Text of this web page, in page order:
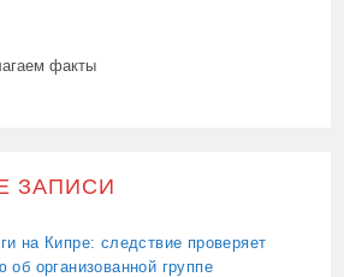
факты
ЗАПИСИ
на Кипре: следствие проверяет
об организованной группе